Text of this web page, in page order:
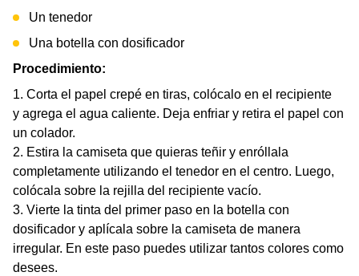
Un tenedor
Una botella con dosificador
Procedimiento:
Corta el papel crepé en tiras, colócalo en el recipiente
y agrega el agua caliente. Deja enfriar y retira el papel con
un colador.
Estira la camiseta que quieras teñir y enróllala
completamente utilizando el tenedor en el centro. Luego,
colócala sobre la rejilla del recipiente vacío.
Vierte la tinta del primer paso en la botella con
dosificador y aplícala sobre la camiseta de manera
irregular. En este paso puedes utilizar tantos colores como
desees.